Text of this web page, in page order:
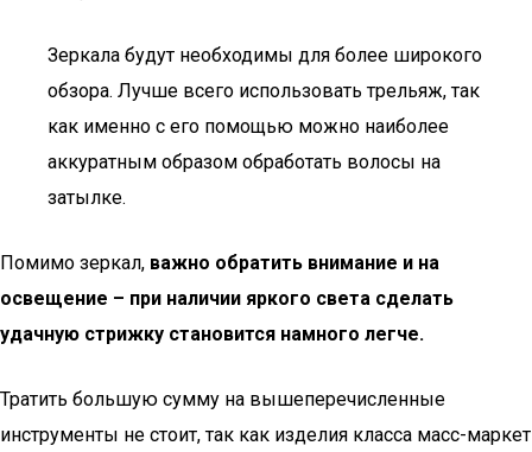
Зеркала будут необходимы для более широкого
обзора. Лучше всего использовать трельяж, так
как именно с его помощью можно наиболее
аккуратным образом обработать волосы на
затылке.
Помимо зеркал, важно обратить внимание и на
освещение – при наличии яркого света сделать
удачную стрижку становится намного легче.
Тратить большую сумму на вышеперечисленные
инструменты не стоит, так как изделия класса масс-маркет